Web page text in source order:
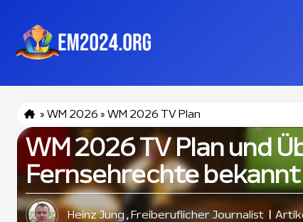
» WM 2026 » WM 2026 TV Plan
WM 2026 TV Plan und
Fernsehrechte
Heinz Jung , Freiberuflicher Journalist